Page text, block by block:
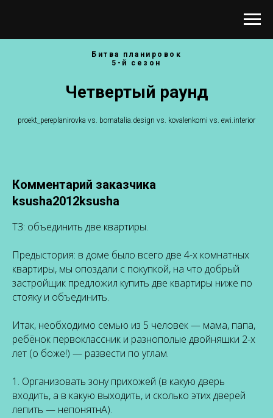
Битва планировок
5-й сезон
Четвертый раунд
proekt_pereplanirovka vs. bornatalia.design vs. kovalenkomi vs. ewi.interior
Комментарий заказчика
ksusha2012ksusha
ТЗ: объединить две квартиры.
Предыстория: в доме было всего две 4-х комнатных
квартиры, мы опоздали с покупкой, на что добрый
застройщик предложил купить две квартиры ниже по
стояку и объединить.
Итак, необходимо семью из 5 человек — мама, папа,
ребёнок первоклассник и разнополые двойняшки 2-х
лет (о боже!) — развести по углам.
1. Организовать зону прихожей (в какую дверь
входить, а в какую выходить, и сколько этих дверей
лепить — непонятнА).